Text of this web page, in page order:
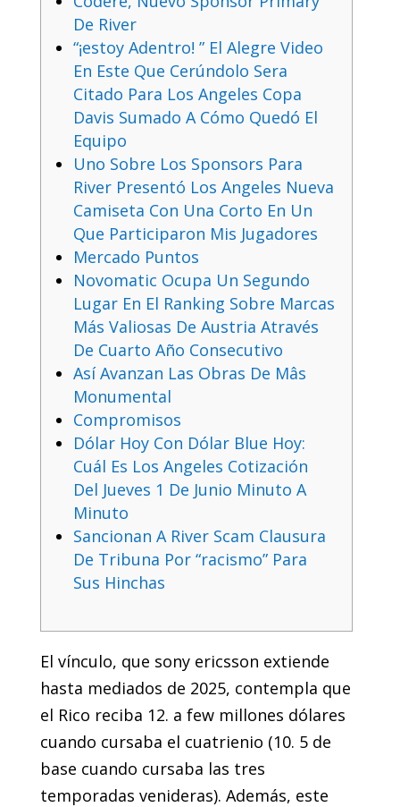
De River
“¡estoy Adentro! ” El Alegre Video
En Este Que Cerúndolo Sera
Citado Para Los Angeles Copa
Davis Sumado A Cómo Quedó El
Equipo
Uno Sobre Los Sponsors Para
River Presentó Los Angeles Nueva
Camiseta Con Una Corto En Un
Que Participaron Mis Jugadores
Mercado Puntos
Novomatic Ocupa Un Segundo
Lugar En El Ranking Sobre Marcas
Más Valiosas De Austria Através
De Cuarto Año Consecutivo
Así Avanzan Las Obras De Mâs
Monumental
Compromisos
Dólar Hoy Con Dólar Blue Hoy:
Cuál Es Los Angeles Cotización
Del Jueves 1 De Junio Minuto A
Minuto
Sancionan A River Scam Clausura
De Tribuna Por “racismo” Para
Sus Hinchas
El vínculo, que sony ericsson extiende
hasta mediados de 2025, contempla que
el Rico reciba 12. a few millones dólares
cuando cursaba el cuatrienio (10. 5 de
base cuando cursaba las tres
temporadas venideras). Además, este